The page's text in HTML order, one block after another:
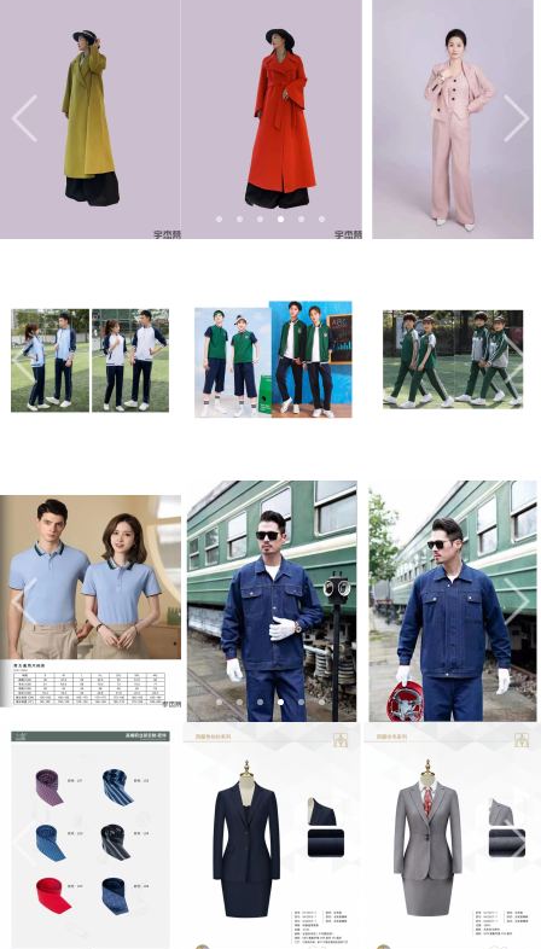
结合。中高段位，符合大众群体、知性都市女性、追求高品质生
活，秉承时尚大气，高贵冷艳，款款经典独特设计，同时又能释放
激情，从容洒脱，内外融合，美在其中，深耕国内外中高端女性